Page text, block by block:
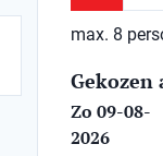
max. 8
Gekozen
Zo 09-08-
2026